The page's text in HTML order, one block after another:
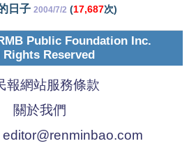
日子 2004/7/2 (17,687次)
Public Foundation Inc.
Reserved
報網站服務條款
關於我們
editor@renminbao.com